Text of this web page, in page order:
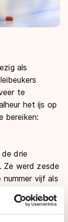
als
te
het ijs op
bereiken:
drie
Ze werd zesde
vijf als
dat het
zuur. Dat er